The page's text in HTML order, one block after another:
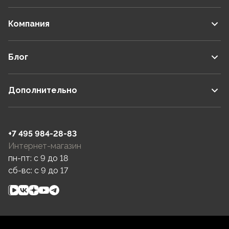
Компания
Блог
Дополнительно
+7 495 984-28-83
Интернет-магазин
пн-пт: c 9 до 18
сб-вс: c 9 до 17